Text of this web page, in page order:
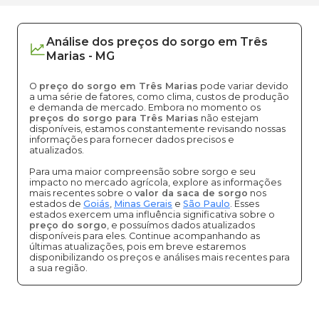
Análise dos preços do sorgo em Três
Marias - MG
O preço do sorgo em Três Marias pode variar devido
a uma série de fatores, como clima, custos de produção
e demanda de mercado. Embora no momento os
preços do sorgo para Três Marias não estejam
disponíveis, estamos constantemente revisando nossas
informações para fornecer dados precisos e
atualizados.
Para uma maior compreensão sobre sorgo e seu
impacto no mercado agrícola, explore as informações
mais recentes sobre o valor da saca de sorgo nos
estados de Goiás, Minas Gerais e São Paulo. Esses
estados exercem uma influência significativa sobre o
preço do sorgo, e possuímos dados atualizados
disponíveis para eles. Continue acompanhando as
últimas atualizações, pois em breve estaremos
disponibilizando os preços e análises mais recentes para
a sua região.